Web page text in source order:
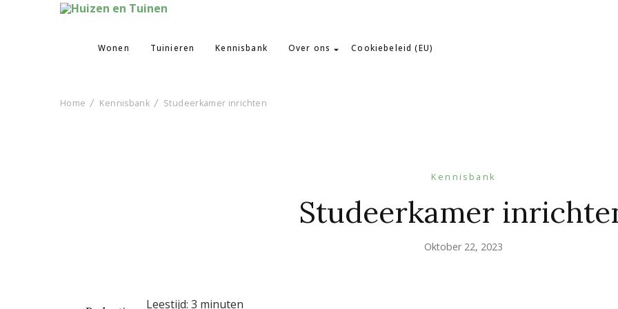
Wonen Tuinieren Kennisbank Over ons Cookiebeleid (EU)
Home Kennisbank Studeerkamer inrichten
Kennisbank
Studeerkamer
Oktober 22, 2023
Leestijd: 3 minuten